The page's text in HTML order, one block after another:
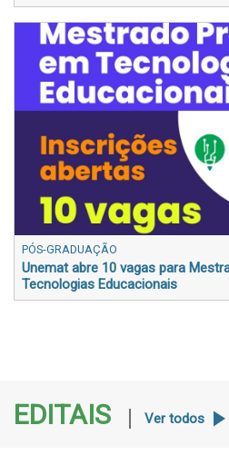
PÓS-GRADUAÇÃO
Unemat abre 10 vagas para
Tecnologias Educacionais
EDITAIS Ver todos